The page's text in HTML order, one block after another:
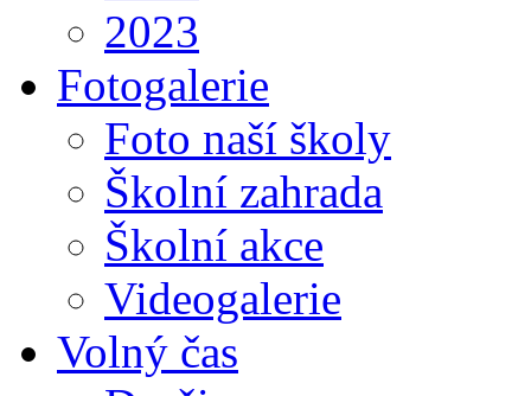
2023
Fotogalerie
Foto naší školy
Školní zahrada
Školní akce
Videogalerie
Volný čas